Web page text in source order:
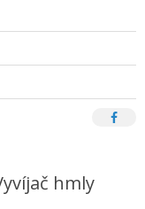
hmly